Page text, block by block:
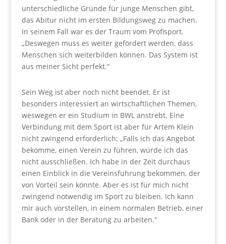
unterschiedliche Gründe für junge Menschen gibt,
das Abitur nicht im ersten Bildungsweg zu machen.
In seinem Fall war es der Traum vom Profisport.
„Deswegen muss es weiter gefördert werden, dass
Menschen sich weiterbilden können. Das System ist
aus meiner Sicht perfekt.“
Sein Weg ist aber noch nicht beendet. Er ist
besonders interessiert an wirtschaftlichen Themen,
weswegen er ein Studium in BWL anstrebt. Eine
Verbindung mit dem Sport ist aber für Artem Klein
nicht zwingend erforderlich: „Falls ich das Angebot
bekomme, einen Verein zu führen, würde ich das
nicht ausschließen. Ich habe in der Zeit durchaus
einen Einblick in die Vereinsführung bekommen, der
von Vorteil sein könnte. Aber es ist für mich nicht
zwingend notwendig im Sport zu bleiben. Ich kann
mir auch vorstellen, in einem normalen Betrieb, einer
Bank oder in der Beratung zu arbeiten.“